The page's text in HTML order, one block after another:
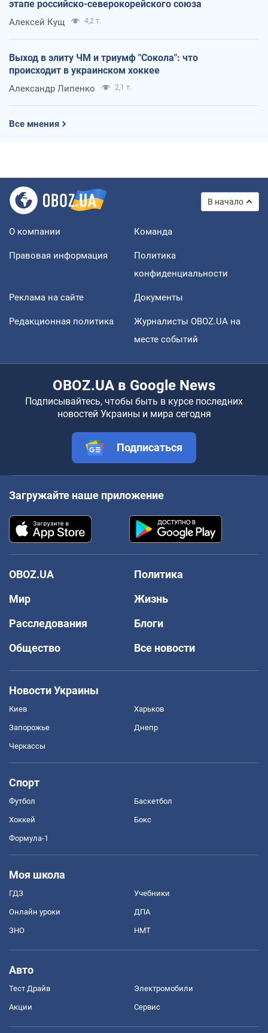
этапе российско-северокорейского союза
Алексей Кущ 4,2 т.
Выход в элиту ЧМ и триумф "Сокола": что
происходит в украинском хоккее
Александр Липенко 2,1 т.
Все мнения
В начало
О компании Команда
Правовая информация
Политика
конфиденциальности
Реклама на сайте Документы
Редакционная политика
Журналисты OBOZ.UA на
месте событий
OBOZ.UA в Google News
Подписывайтесь, чтобы быть в курсе последних
новостей Украины и мира сегодня
Подписаться
Загружайте наше приложение
OBOZ.UA
Политика
Мир
Жизнь
Расследования
Блоги
Общество
Все новости
Новости Украины
Киев Харьков
Запорожье Днепр
Черкассы
Спорт
Футбол Баскетбол
Хоккей Бокс
Формула-1
Моя школа
ГДЗ Учебники
Онлайн уроки ДПА
ЗНО НМТ
Авто
Тест Драйв Электромобили
Акции Сервис